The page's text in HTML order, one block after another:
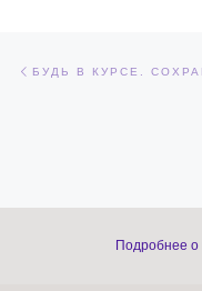
БУДЬ В КУРСЕ.
Подробнее о